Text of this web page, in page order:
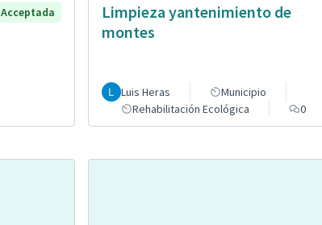
Acceptada
Limpieza yantenimiento de
montes
Luis Heras
Municipio
Rehabilitación Ecológica
0